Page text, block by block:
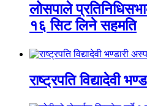
लोसपाले
१६ सिट लिने सहमति
राष्ट्रपति विद्यादेवी